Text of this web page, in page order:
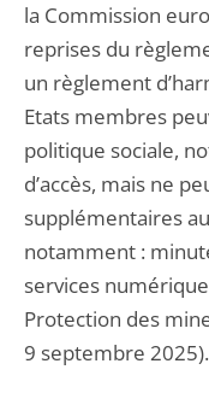
la Commission
reprises du
un règlement
Etats membres
politique sociale,
d’accès, mais ne
supplémentaires
notamment :
services
Protection des
9 septembre 2025).